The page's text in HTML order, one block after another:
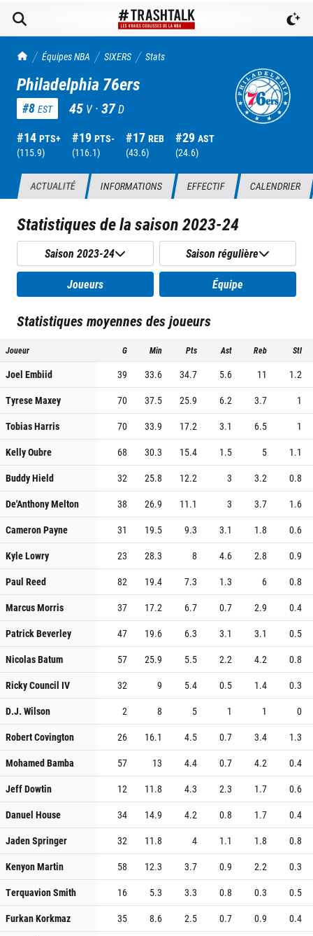
TrashTalk Actu NBA
Équipes NBA SIXERS Stats
Philadelphia 76ers
#8 EST 45 V ·37D
#14 PTS+
(115.9)
#19 PTS-
(116.1)
#17 REB
(43.6)
#29 AST
(24.6)
ACTUALITÉ INFORMATIONS EFFECTIF CALENDRIER
Statistiques de la saison2023-24
Saison 2023-24 Saison régulière
Joueurs Équipe
Statistiques moyennes des joueurs
Joueur G Min Pts Ast Reb Stl
Joel Embiid 39 33.6 34.7 5.6 11
1.2
Tyrese Maxey
70 37.5 25.9 6.2 3.7
1
Tobias Harris
70 33.9 17.2 3.1 6.5
1
Kelly Oubre
68 30.3 15.4 1.5 5
1.1
Buddy Hield
32 25.8 12.2 3 3.2
0.8
De'Anthony Melton
38 26.9 11.1 3 3.7
1.6
Cameron Payne
31 19.5 9.3 3.1 1.8
0.6
Kyle Lowry
23 28.3 8 4.6 2.8
0.9
Paul Reed
82 19.4 7.3 1.3 6
0.8
Marcus Morris
37 17.2 6.7 0.7 2.9
0.4
Patrick Beverley
47 19.6 6.3 3.1 3.1
0.5
Nicolas Batum
57 25.9 5.5 2.2 4.2
0.8
Ricky Council IV
32 9 5.4 0.5 1.4
0.3
D.J. Wilson
2 8 5 1 1
0
Robert Covington
26 16.1 4.5 0.7 3.4
1.3
Mohamed Bamba
57 13 4.4 0.7 4.2
0.4
Jeff Dowtin
12 11.8 4.3 2.3 1.7
0.6
Danuel House
34 14.9 4.2 0.8 1.7
0.4
Jaden Springer
32 11.8 4 1.1 1.8
0.8
Kenyon Martin
58 12.3 3.7 0.9 2.2
0.3
Terquavion Smith
16 5.3 3.3 0.8 0.3
0.5
Furkan Korkmaz
35 8.6 2.5 0.7 0.9
0.4